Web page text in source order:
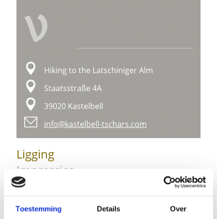
Toestemming Details Over
V
Hiking to the Latschiniger Alm
Staatsstraße 4A
39020 Kastelbell
info@kastelbell-tschars.com
Ligging
Impressies